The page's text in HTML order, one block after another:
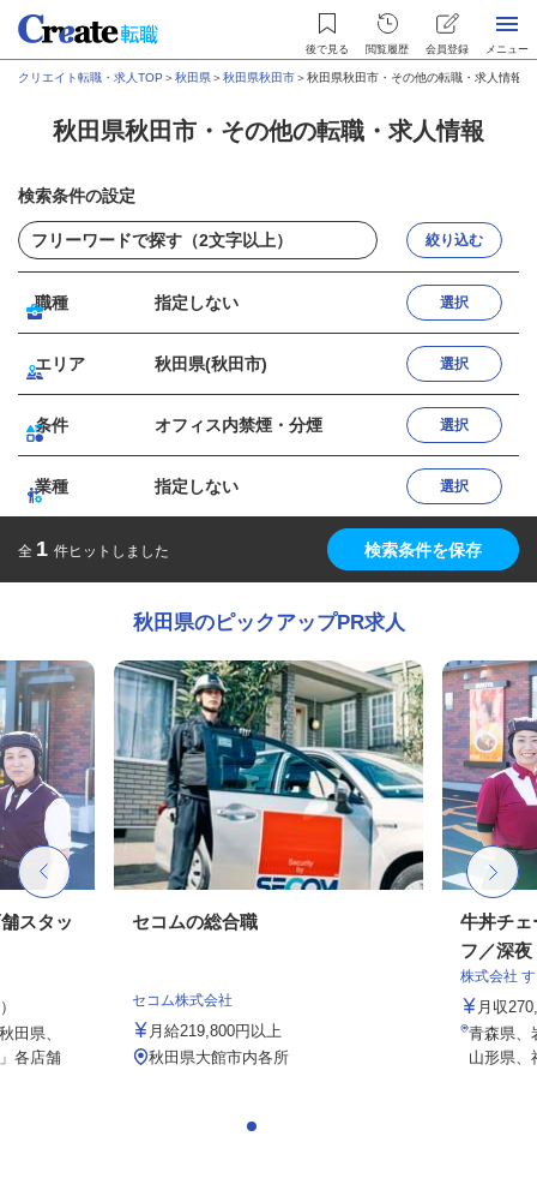
後で見る 閲覧履歴 会員登録 メニュー
クリエイト転職・求人TOP ＞秋田県＞秋田県秋田市＞秋田県秋田市・その他の転職・求人情報
秋田県秋田市・その他の転職・求人情報
検索条件の設定
絞り込む
職種 指定しない 選択
エリア 秋田県(秋田市) 選択
条件 オフィス内禁煙・分煙 選択
業種 指定しない 選択
全 1 件ヒットしました 検索条件を保存
秋田県のピックアップPR求人
スタッ
田県、
各店舗
セコムの総合職
セコム株式会社
月給219,800円以上
秋田県大館市内各所
牛丼チェ
フ／深夜
株式会社
月収
青森県、
山形県、